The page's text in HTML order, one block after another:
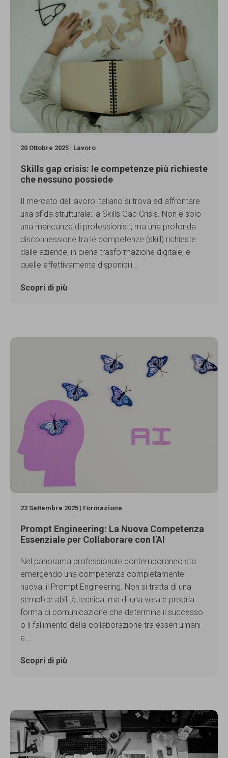
20 Ottobre 2025 | Lavoro
Skills gap crisis: le competenze più richieste
che nessuno possiede
Il mercato del lavoro italiano si trova ad affrontare
una sfida strutturale: la Skills Gap Crisis. Non è solo
una mancanza di professionisti, ma una profonda
disconnessione tra le competenze (skill) richieste
dalle aziende, in piena trasformazione digitale, e
quelle effettivamente disponibili...
Scopri di più
22 Settembre 2025 | Formazione
Prompt Engineering: La Nuova Competenza
Essenziale per Collaborare con l'AI
Nel panorama professionale contemporaneo sta
emergendo una competenza completamente
nuova: il Prompt Engineering. Non si tratta di una
semplice abilità tecnica, ma di una vera e propria
forma di comunicazione che determina il successo
o il fallimento della collaborazione tra esseri umani
e...
Scopri di più